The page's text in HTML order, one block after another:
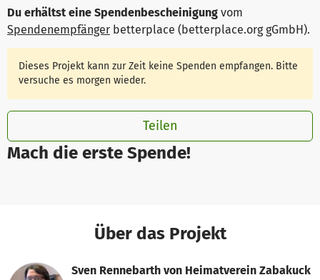
Mach die erste Spende!
Du erhältst eine Spendenbescheinigung vom
Spendenempfänger betterplace (betterplace.org gGmbH).
Dieses Projekt kann zur Zeit keine Spenden empfangen. Bitte
versuche es morgen wieder.
Teilen
Über das Projekt
Sven Rennebarth von Heimatverein Zabakuck